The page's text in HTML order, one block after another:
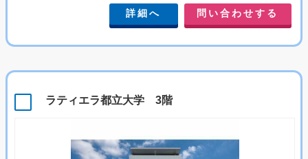
詳細へ 問い合わせする
ラティエラ都立大学 3階